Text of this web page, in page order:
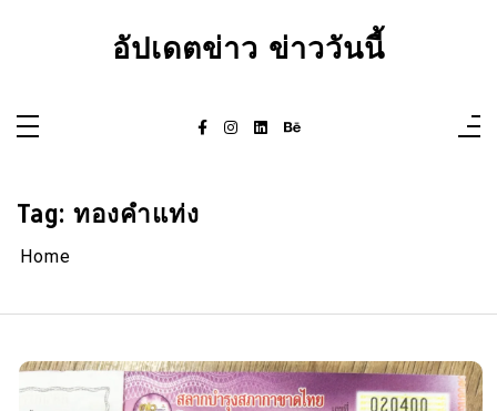
อัปเดตข่าว ข่าววันนี้
Tag: ทองคำแท่ง
Home